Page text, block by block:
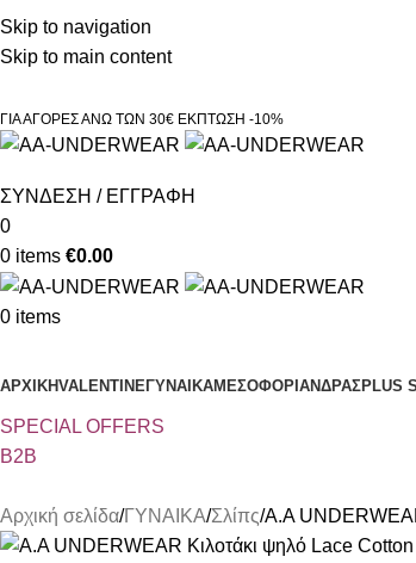
Skip to navigation
Skip to main content
Τηλεφωνικές παραγγελίες 23210 97300
ΓΙΑ ΑΓΟΡΕΣ ΑΝΩ ΤΩΝ 30€ ΕΚΠΤΩΣΗ -10%
ΣΥΝΔΕΣΗ / ΕΓΓΡΑΦΗ
0
0 items €0.00
0 items
ΑΡΧΙΚΗVALENTINEΓΥΝΑΙΚΑΜΕΣΟΦΟΡΙ ΑΝΔΡΑΣPLUS
SPECIAL OFFERS
B2B
Αρχική σελίδα ΓΥΝΑΙΚΑ Σλίπς A.A